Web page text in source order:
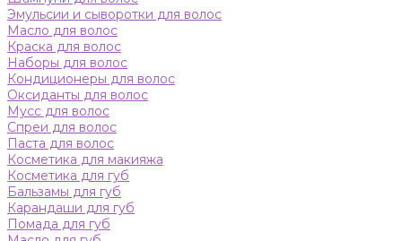
Эмульсии и сыворотки для волос
Масло для волос
Краска для волос
Наборы для волос
Кондиционеры для волос
Оксиданты для волос
Мусс для волос
Спреи для волос
Паста для волос
Косметика для макияжа
Косметика для губ
Бальзамы для губ
Карандаши для губ
Помада для губ